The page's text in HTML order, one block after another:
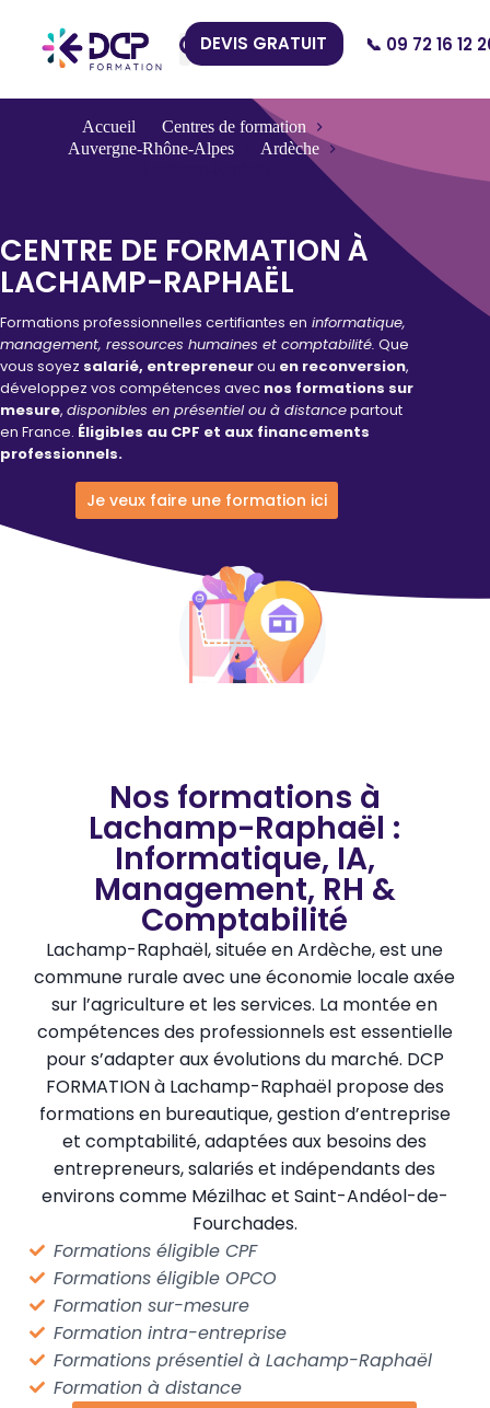
DEVIS GRATUIT 📞 09 72 16 12
Accueil
Centres de formation
Auvergne-Rhône-Alpes
Ardèche
CENTRE DE FORMATION À
LACHAMP-RAPHAËL
Formations professionnelles certifiantes en informatique,
management, ressources humaines et comptabilité. Que
vous soyez salarié, entrepreneurou en reconversion,
développez vos compétences avec nos formations sur
mesure, disponibles en présentiel ou à distancepartout
en France. Éligibles au CPF et aux financements
professionnels.
Je veux faire une formation ici
Nos formations à
Lachamp-Raphaël :
Informatique, IA,
Management, RH &
Comptabilité
Lachamp-Raphaël, située en Ardèche, est une
commune rurale avec une économie locale axée
sur l’agriculture et les services. La montée en
compétences des professionnels est essentielle
pour s’adapter aux évolutions du marché. DCP
FORMATION à Lachamp-Raphaël propose des
formations en bureautique, gestion d’entreprise
et comptabilité, adaptées aux besoins des
entrepreneurs, salariés et indépendants des
environs comme Mézilhac et Saint-Andéol-de-
Fourchades.
Formations éligible CPF
Formations éligible OPCO
Formation sur-mesure
Formation intra-entreprise
Formations présentiel à Lachamp-Raphaël
Formation à distance